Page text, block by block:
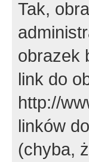
Tak,
obrazek
link do
http://
linków
(chyba,